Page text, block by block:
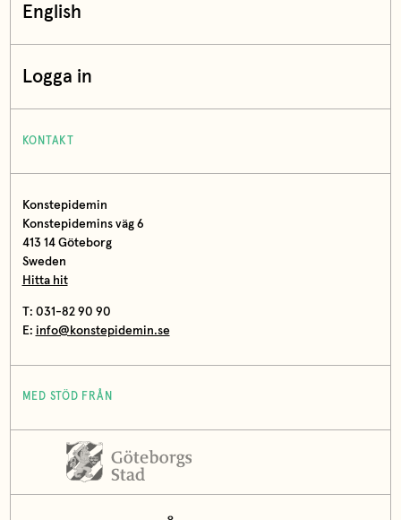
English
Logga in
KONTAKT
Konstepidemin
Konstepidemins väg 6
413 14 Göteborg
Sweden
Hitta hit
T: 031-82 90 90
E: info@konstepidemin.se
MED STÖD FRÅN